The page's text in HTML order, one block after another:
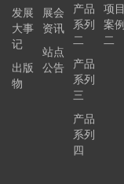
发展
大事
记
出版
物
展会
资讯
站点
公告
产品
系列
二
产品
系列
三
产品
系列
四
项目
案例
二